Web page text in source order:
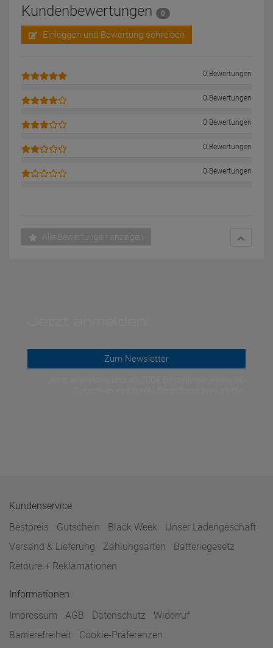
Kundenbewertungen 0
Einloggen und Bewertung schreiben
0 Bewertungen
0 Bewertungen
0 Bewertungen
0 Bewertungen
0 Bewertungen
Alle Bewertungen anzeigen
Zum Newsletter
Kundenservice
Bestpreis
Gutschein Black Week
Unser Ladengeschäft
Versand & Lieferung
Zahlungsarten
Batteriegesetz
Retoure + Reklamationen
Informationen
Impressum
AGB Datenschutz
Widerruf
Barrierefreiheit
Cookie-Präferenzen